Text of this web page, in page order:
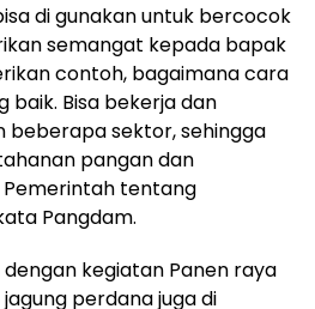
di gunakan untuk bercocok
semangat kepada bapak
contoh, bagaimana cara
Bisa bekerja dan
beberapa sektor, sehingga
pangan dan
tentang
Pangdam.
kegiatan Panen raya
perdana juga di